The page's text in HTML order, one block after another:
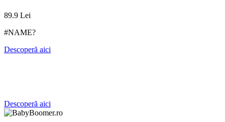
89.9 Lei
#NAME?
Descoperă aici
Descoperă aici